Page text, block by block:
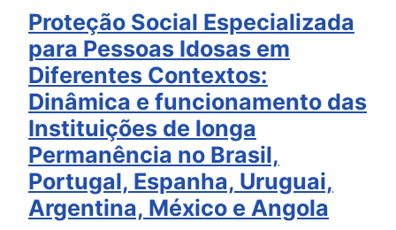
Proteção Social Especializada
para Pessoas Idosas em
Diferentes Contextos:
Dinâmica e funcionamento das
Instituições de longa
Permanência no Brasil,
Portugal, Espanha, Uruguai,
Argentina, México e Angola